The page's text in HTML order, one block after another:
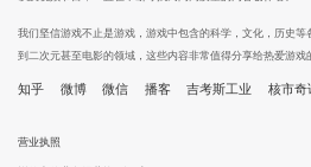
我们坚信游戏不止是游戏，游戏中包含的科学，文化，历史
到二次元甚至电影的领域，这些内容非常值得分享给热爱游戏
知乎 微博 微信 播客 吉考斯工业 核市奇
营业执照